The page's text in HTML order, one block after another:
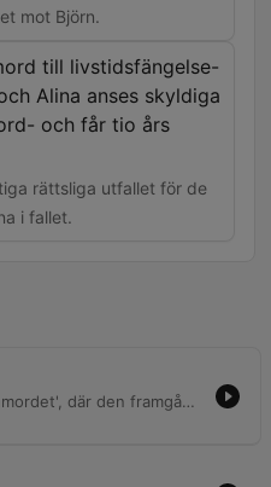
mot Björn.
till livstidsfängelse-
Alina anses skyldiga
och får tio års
rättsliga utfallet för de
i fallet.
Detta avsnitt tar upp fallet 'Miljonmordet', där den framgångsrika företagaren Björn skjuts till döds utanför Fagersta. Berättelsen utforskar de komplexa relationerna och ekonomiska spänningarna mellan Björn, hans fru Mila och systern Alina. Utredningen följer spår från brottsplatsen och telefonmaster fram till gripanden av flera personer för medhjälp. Under rättegången ställs motiven ekonomisk vinning mot personlig hämnd, vilket slutligen leder till att Stefan döms till livstids fängelse medan Mila och Alina döms för medhjälp.